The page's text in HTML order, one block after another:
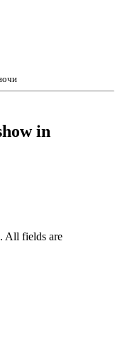
in
All fields are